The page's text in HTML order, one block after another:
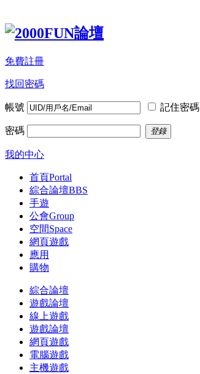
免費註冊
找回密碼
帳號 記住密碼
密碼 登錄
我的中心
首頁Portal
綜合論壇BBS
手遊
公會Group
空間Space
網頁遊戲
應用
購物
綜合論壇
遊戲論壇
線上遊戲
遊戲論壇
網頁遊戲
電腦遊戲
主機遊戲